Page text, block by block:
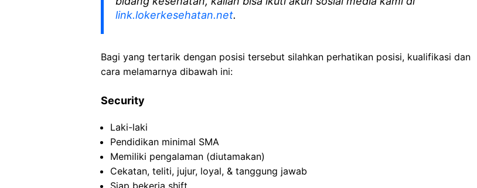
link.lokerkesehatan.net.
Bagi yang tertarik dengan posisi tersebut silahkan perhatikan posisi, kualifikasi dan
cara melamarnya dibawah ini:
Security
Laki-laki
Pendidikan minimal SMA
Memiliki pengalaman (diutamakan)
Cekatan, teliti, jujur, loyal, & tanggung jawab
Siap bekerja shift